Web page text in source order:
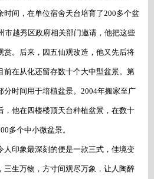
间，在单位宿舍天台培育了200多个盆
市越秀区政府相关部门邀请，他把这些
赏。后来，因五仙观改造，他又先后将
前在从化还留存数十个大中型盆景。第
分时间用于培植盆景。2004年搬家至广
，他在四楼楼顶天台种植盆景，在数十
多个中小微盆景。
人印象最深刻的便是一款三式，佳境变
三生万物，方寸间观尽万象，让人陶醉